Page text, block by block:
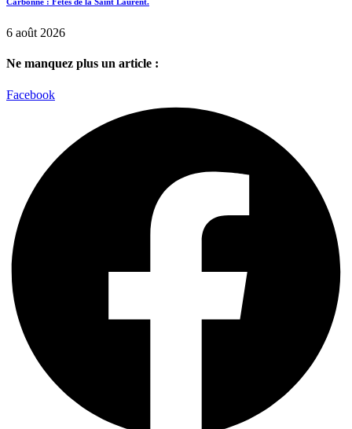
6 août 2026
Ne manquez plus un article :
Facebook